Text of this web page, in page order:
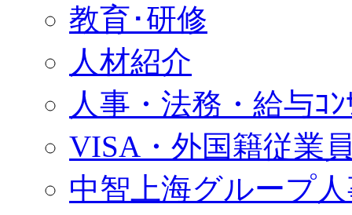
教育･研修
人材紹介
人事・法務・給与ｺﾝ
VISA・外国籍従業
中智上海グループ